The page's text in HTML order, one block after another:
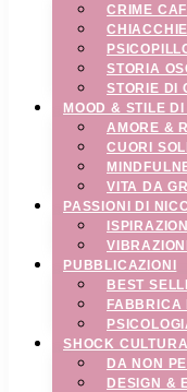
CRIME
STORIA
STORIE DI
MOOD & STILE DI
AMORE &
CUORI
VITA DA
PASSIONI DI
PUBBLICAZIONI
BEST
FABBRICA
SHOCK
DA NON
DESIGN &